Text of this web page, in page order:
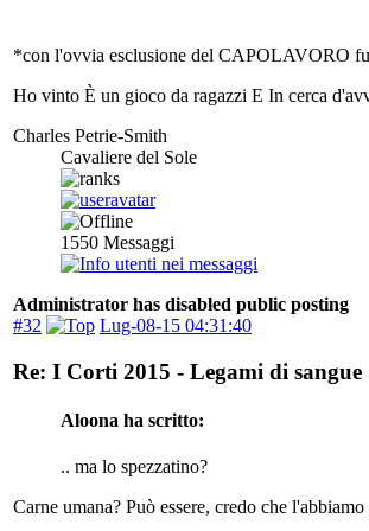
*con l'ovvia esclusione del CAPOLAVORO
Ho vinto È un gioco da ragazzi E In cerca
Charles Petrie-Smith
Cavaliere del Sole
1550 Messaggi
Administrator has disabled public posting
#32
Lug-08-15 04:31:40
Re: I Corti 2015 - Legami di sangue
Aloona ha scritto:
.. ma lo spezzatino?
Carne umana? Può essere, credo che